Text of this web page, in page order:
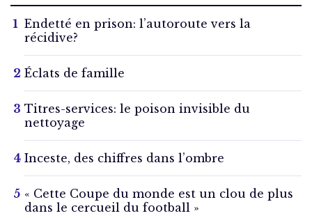
Endetté en prison: l’autoroute vers la
récidive?
Éclats de famille
Titres-services: le poison invisible du
nettoyage
Inceste, des chiffres dans l’ombre
« Cette Coupe du monde est un clou de plus
dans le cercueil du football »